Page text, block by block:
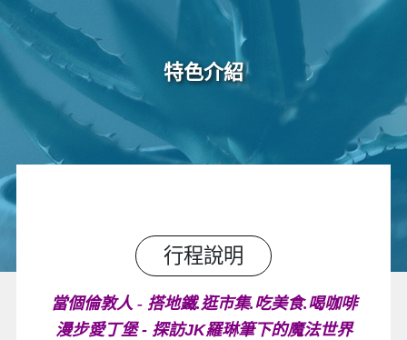
特色介紹
行程說明
當個倫敦人 - 搭地鐵.逛市集.吃美食.喝咖啡
漫步愛丁堡 - 探訪JK羅琳筆下的魔法世界